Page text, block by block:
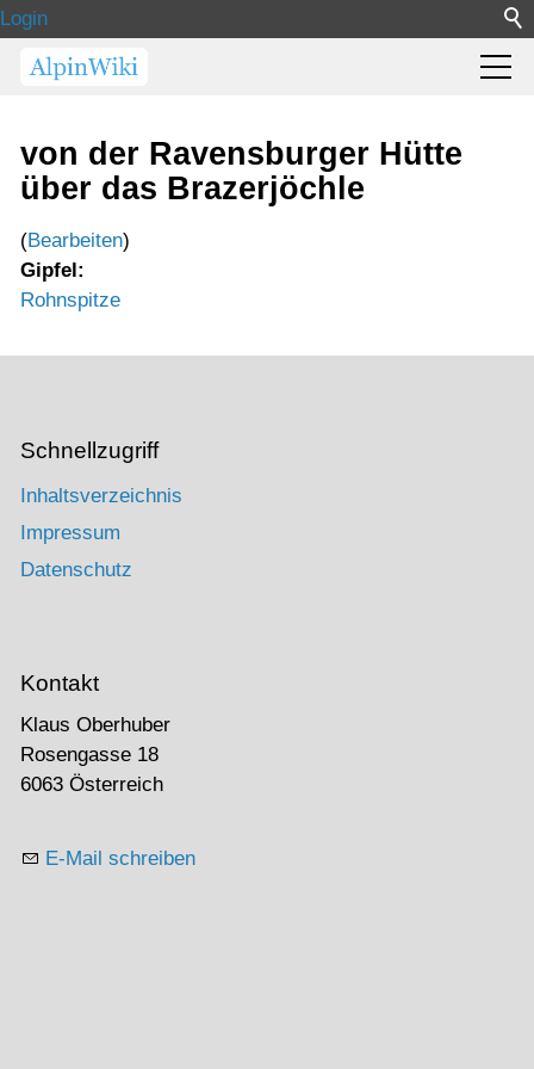
Login
von der Ravensburger Hütte
über das Brazerjöchle
(Bearbeiten)
Gipfel:
Rohnspitze
Schnellzugriff
Inhaltsverzeichnis
Impressum
Datenschutz
Kontakt
Klaus Oberhuber
Rosengasse 18
6063 Österreich
E-Mail schreiben